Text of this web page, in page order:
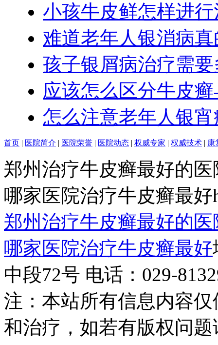
小孩牛皮鲜怎样进
难道老年人银消病
孩子银屑病治疗需
应该怎么区分牛皮
怎么注意老年人银
首页 | 医院简介 | 医院荣誉 | 医院动态 | 权威专家 | 权威技术 | 康
郑州治疗牛皮癣最好的
哪家医院治疗牛皮癣最好
郑州治疗牛皮癣最好的
哪家医院治疗牛皮癣最好
中段72号 电话：029-
注：本站所有信息内容
和治疗，如若有版权问